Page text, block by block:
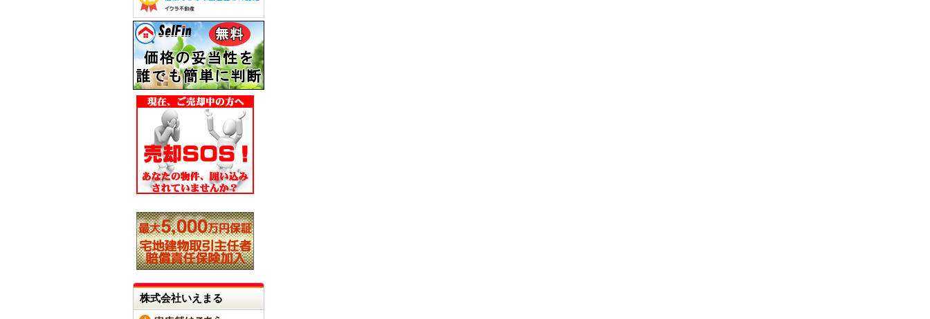
株式会社いえまる